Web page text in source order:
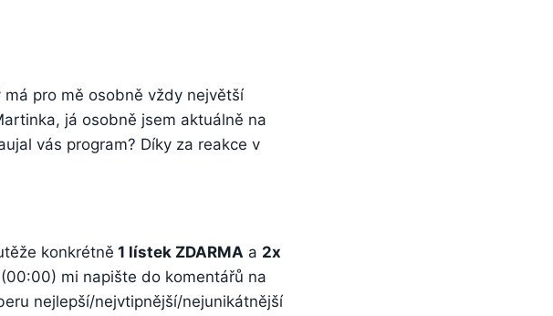
pro mě osobně vždy největší
já osobně jsem aktuálně na
vás program? Díky za reakce v
konkrétně 1 lístek ZDARMA a 2x
mi napište do komentářů na
nejlepší/nejvtipnější/nejunikátnější